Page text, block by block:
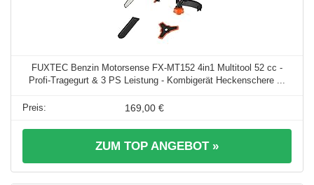
FUXTEC Benzin Motorsense FX-MT152 4in1 Multitool 52 cc -
Profi-Tragegurt & 3 PS Leistung - Kombigerät Heckenschere ...
169,00 €
ZUM TOP ANGEBOT »